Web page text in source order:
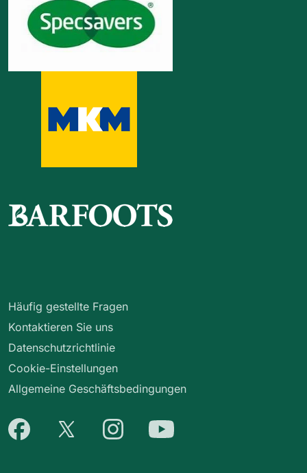
Häufig gestellte Fragen
Kontaktieren Sie uns
Datenschutzrichtlinie
Cookie-Einstellungen
Allgemeine Geschäftsbedingungen